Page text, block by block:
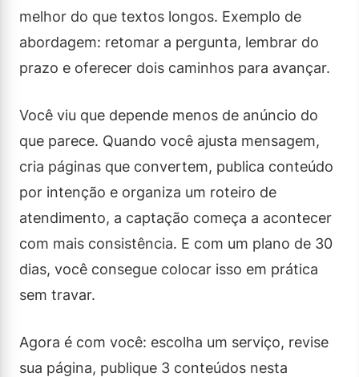
melhor do que textos longos. Exemplo de
abordagem: retomar a pergunta, lembrar do
prazo e oferecer dois caminhos para avançar.
Você viu que depende menos de anúncio do
que parece. Quando você ajusta mensagem,
cria páginas que convertem, publica conteúdo
por intenção e organiza um roteiro de
atendimento, a captação começa a acontecer
com mais consistência. E com um plano de 30
dias, você consegue colocar isso em prática
sem travar.
Agora é com você: escolha um serviço, revise
sua página, publique 3 conteúdos nesta